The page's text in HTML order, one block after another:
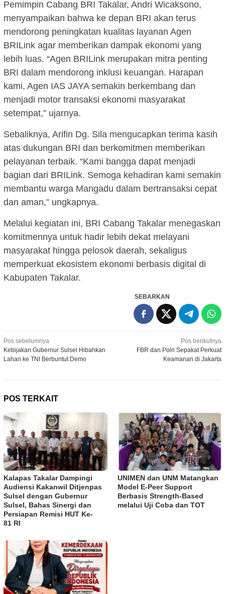
Pemimpin Cabang BRI Takalar, Andri Wicaksono,
menyampaikan bahwa ke depan BRI akan terus
mendorong peningkatan kualitas layanan Agen
BRILink agar memberikan dampak ekonomi yang
lebih luas. “Agen BRILink merupakan mitra penting
BRI dalam mendorong inklusi keuangan. Harapan
kami, Agen IAS JAYA semakin berkembang dan
menjadi motor transaksi ekonomi masyarakat
setempat,” ujarnya.
Sebaliknya, Arifin Dg. Sila mengucapkan terima kasih
atas dukungan BRI dan berkomitmen memberikan
pelayanan terbaik. “Kami bangga dapat menjadi
bagian dari BRILink. Semoga kehadiran kami semakin
membantu warga Mangadu dalam bertransaksi cepat
dan aman,” ungkapnya.
Melalui kegiatan ini, BRI Cabang Takalar menegaskan
komitmennya untuk hadir lebih dekat melayani
masyarakat hingga pelosok daerah, sekaligus
memperkuat ekosistem ekonomi berbasis digital di
Kabupaten Takalar.
SEBARKAN
Navigasi
pos
Pos sebelumnya
Kebijakan Gubernur Sulsel Hibahkan
Lahan ke TNI Berbuntut Demo
Pos berikutnya
FBR dan Polri Sepakat Perkuat
Keamanan di Jakarta
POS TERKAIT
Kalapas Takalar Dampingi
Audiensi Kakanwil Ditjenpas
Sulsel dengan Gubernur
Sulsel, Bahas Sinergi dan
Persiapan Remisi HUT Ke-
81 RI
UNIMEN dan UNM Matangkan
Model E-Peer Support
Berbasis Strength-Based
melalui Uji Coba dan TOT